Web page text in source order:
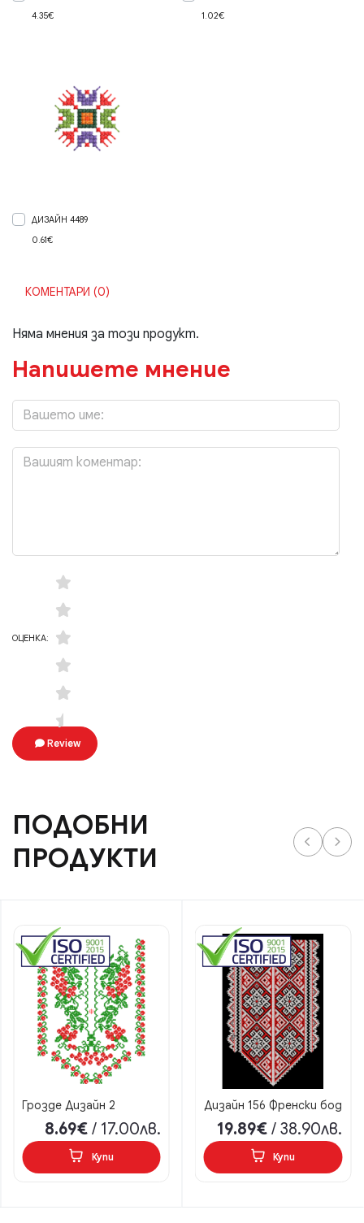
4.35€
1.02€
ДИЗАЙН 4489
0.61€
КОМЕНТАРИ (0)
Няма мнения за този продукт.
Напишете мнение
ОЦЕНКА:
Review
ПОДОБНИ
ПРОДУКТИ
8.69€ / 17.00лв.
Грозде Дизайн 2
Купи
19.89€ / 38.90лв.
Дизайн 156 Френски бод
Купи